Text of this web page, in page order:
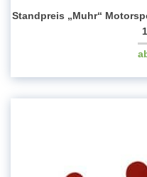
Standpreis „Muhr“